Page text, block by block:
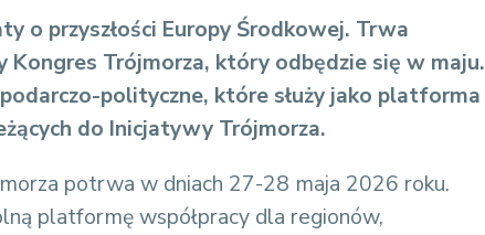
o przyszłości Europy Środkowej. Trwa
Trójmorza, który odbędzie się w maju.
polityczne, które służy jako platforma
do Inicjatywy Trójmorza.
potrwa w dniach 27-28 maja 2026 roku.
platformę współpracy dla regionów,